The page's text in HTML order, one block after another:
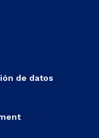
de datos